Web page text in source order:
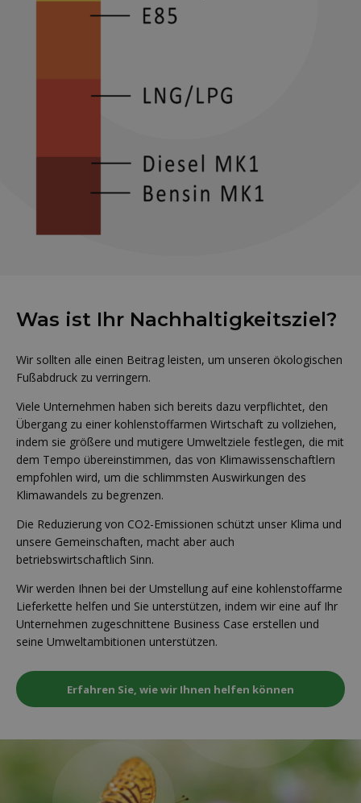
Was ist Ihr Nachhaltigkeitsziel?
Wir sollten alle einen Beitrag leisten, um unseren ökologischen
Fußabdruck zu verringern.
Viele Unternehmen haben sich bereits dazu verpflichtet, den
Übergang zu einer kohlenstoffarmen Wirtschaft zu vollziehen,
indem sie größere und mutigere Umweltziele festlegen, die mit
dem Tempo übereinstimmen, das von Klimawissenschaftlern
empfohlen wird, um die schlimmsten Auswirkungen des
Klimawandels zu begrenzen.
Die Reduzierung von CO2-Emissionen schützt unser Klima und
unsere Gemeinschaften, macht aber auch
betriebswirtschaftlich Sinn.
Wir werden Ihnen bei der Umstellung auf eine kohlenstoffarme
Lieferkette helfen und Sie unterstützen, indem wir eine auf Ihr
Unternehmen zugeschnittene Business Case erstellen und
seine Umweltambitionen unterstützen.
Erfahren Sie, wie wir Ihnen helfen können